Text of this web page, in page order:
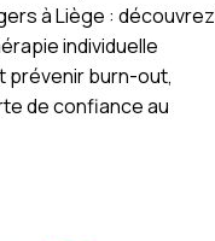
à Liège : découvrez
individuelle
prévenir burn-out,
de confiance au